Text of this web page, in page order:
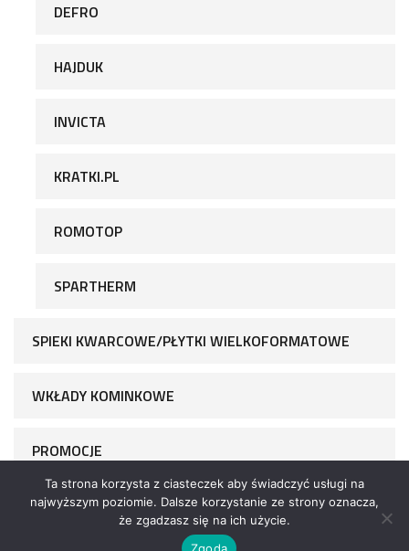
DEFRO
HAJDUK
INVICTA
KRATKI.PL
ROMOTOP
SPARTHERM
SPIEKI KWARCOWE/PŁYTKI WIELKOFORMATOWE
WKŁADY KOMINKOWE
PROMOCJE
Ta strona korzysta z ciasteczek aby świadczyć usługi na
najwyższym poziomie. Dalsze korzystanie ze strony oznacza,
że zgadzasz się na ich użycie.
Zgoda